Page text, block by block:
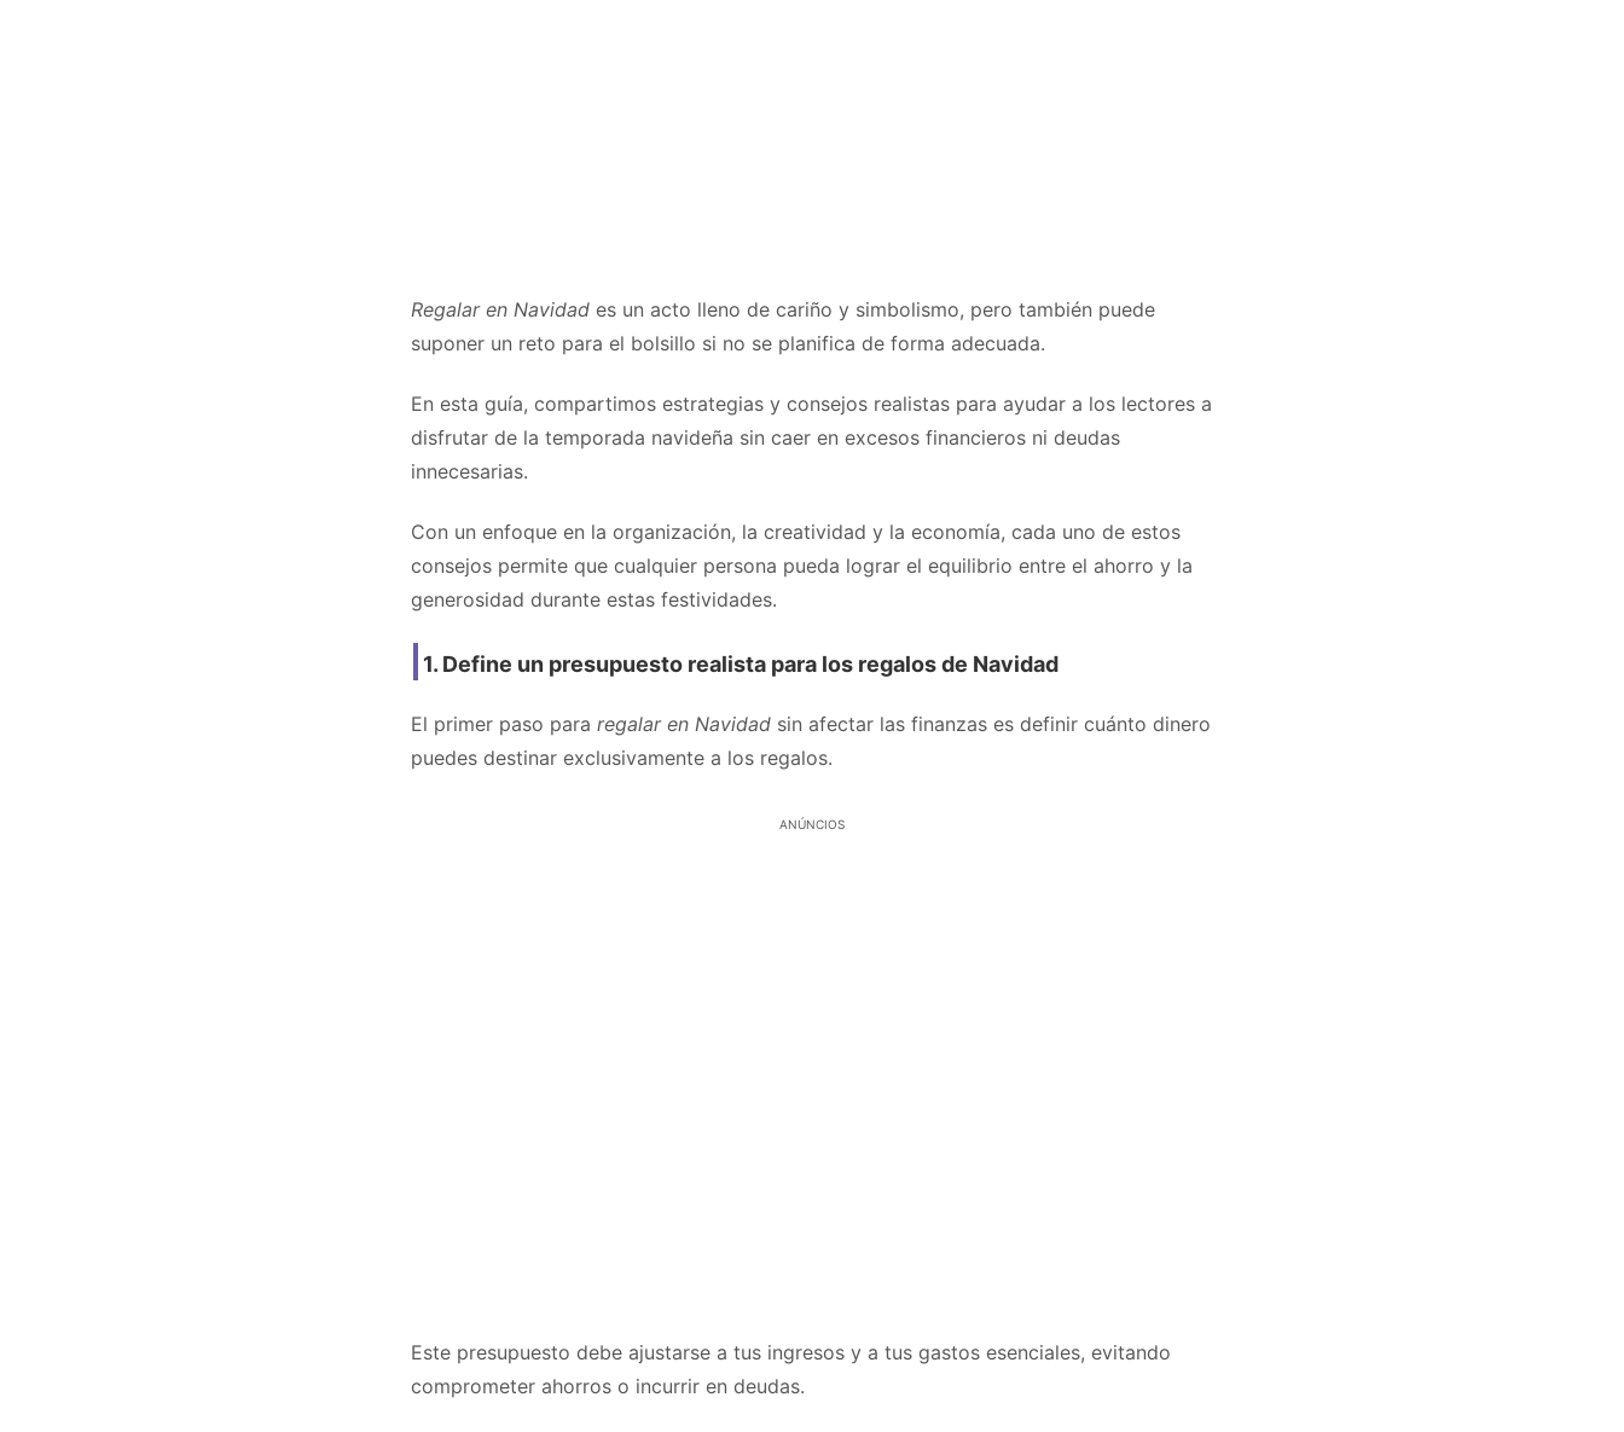
Regalar en Navidad es un acto lleno de cariño y simbolismo, pero también puede
suponer un reto para el bolsillo si no se planifica de forma adecuada.
En esta guía, compartimos estrategias y consejos realistas para ayudar a los lectores a
disfrutar de la temporada navideña sin caer en excesos financieros ni deudas
innecesarias.
Con un enfoque en la organización, la creatividad y la economía, cada uno de estos
consejos permite que cualquier persona pueda lograr el equilibrio entre el ahorro y la
generosidad durante estas festividades.
1. Define un presupuesto realista para los regalos de Navidad
El primer paso para regalar en Navidad sin afectar las finanzas es definir cuánto dinero
puedes destinar exclusivamente a los regalos.
ANÚNCIOS
Este presupuesto debe ajustarse a tus ingresos y a tus gastos esenciales, evitando
comprometer ahorros o incurrir en deudas.